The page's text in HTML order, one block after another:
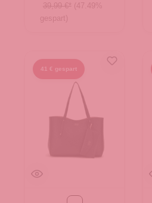
39,99 €* (47.49%
gespart)
41 € gespart